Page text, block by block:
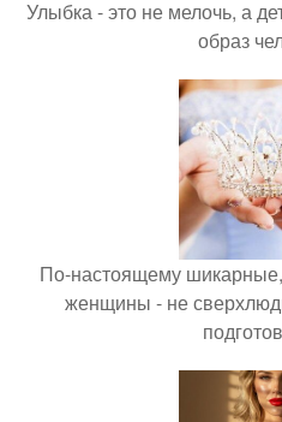
Улыбка - это не мелочь, а
образ
По-настоящему
женщины - не